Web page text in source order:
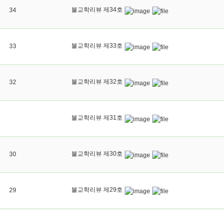
34 불교학리뷰 제34호
33 불교학리뷰 제33호
32 불교학리뷰 제32호
불교학리뷰 제31호
30 불교학리뷰 제30호
29 불교학리뷰 제29호